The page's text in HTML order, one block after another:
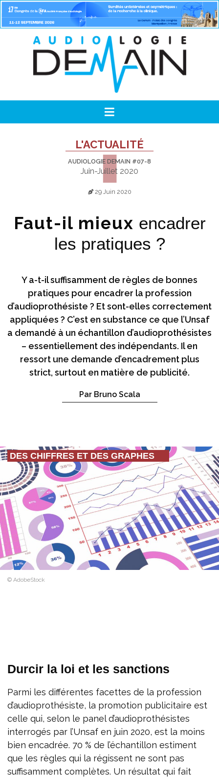
L'ACTUALITÉ
AUDIOLOGIE DEMAIN #07-8
Juin-Juillet 2020
29 Juin 2020
Faut-il mieux encadrer
les pratiques ?
Y a-t-il suffisamment de règles de bonnes
pratiques pour encadrer la profession
d’audioprothésiste ? Et sont-elles correctement
appliquées ? C’est en substance ce que l’Unsaf
a demandé à un échantillon d’audioprothésistes
– essentiellement des indépendants. Il en
ressort une demande d’encadrement plus
strict, surtout en matière de publicité.
Par Bruno Scala
DES CHIFFRES ET DES GRAPHES
© AdobeStock
Durcir la loi et les sanctions
Parmi les différentes facettes de la profession
d’audioprothésiste, la promotion publicitaire est
celle qui, selon le panel d’audioprothésistes
interrogés par l’Unsaf en juin 2020, est la moins
bien encadrée. 70 % de l’échantillon estiment
que les règles qui la régissent ne sont pas
suffisamment complètes. Un résultat qui fait